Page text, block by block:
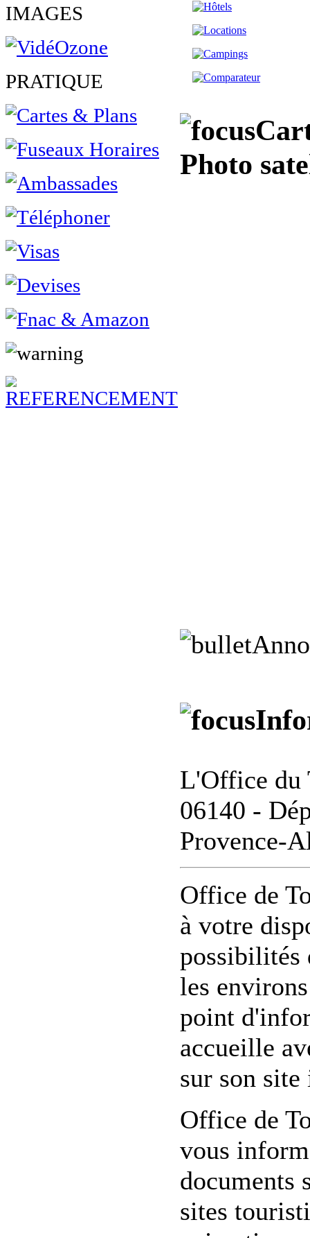
IMAGES
PRATIQUE
Photo
L'Office du
06140 -
Provence-
Office de
à votre
possibilités
les
point
accueille
sur son
Office de
vous
documents
sites